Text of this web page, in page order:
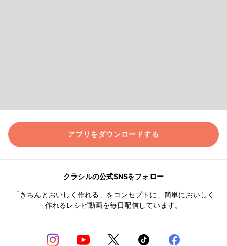
アプリをダウンロードする
クラシルの公式SNSをフォロー
「きちんとおいしく作れる」をコンセプトに、簡単においしく
作れるレシピ動画を毎日配信しています。